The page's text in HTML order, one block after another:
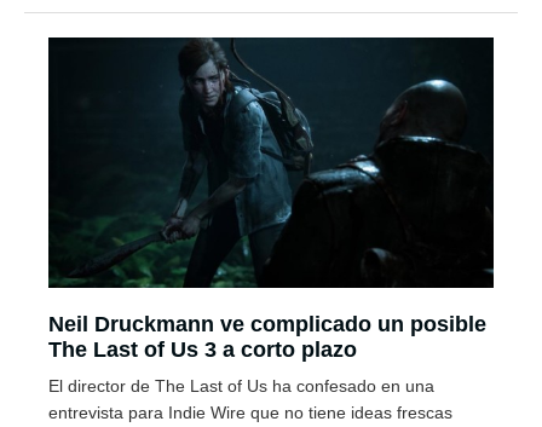
Neil Druckmann ve complicado un posible
The Last of Us 3 a corto plazo
El director de The Last of Us ha confesado en una
entrevista para Indie Wire que no tiene ideas frescas